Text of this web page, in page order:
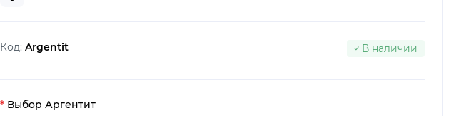
Код: Argentit В наличии
Выбор Аргентит